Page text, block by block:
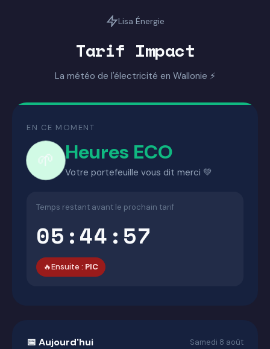
Lisa Énergie
Tarif Impact
La météo de l'électricité en Wallonie ⚡
EN CE MOMENT
🌱 Heures ECO
Votre portefeuille vous dit merci 💚
Temps restant avant le prochain tarif
05:44:57
🔥Ensuite : PIC
📅 Aujourd'hui Samedi 8 août